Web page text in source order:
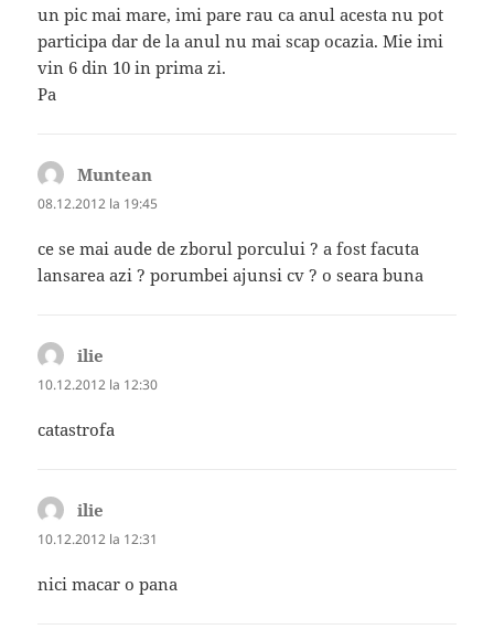
un pic mai mare, imi pare rau ca anul acesta nu pot
participa dar de la anul nu mai scap ocazia. Mie imi
vin 6 din 10 in prima zi.
Pa
Muntean
08.12.2012 la 19:45
ce se mai aude de zborul porcului ? a fost facuta
lansarea azi ? porumbei ajunsi cv ? o seara buna
ilie
10.12.2012 la 12:30
catastrofa
ilie
10.12.2012 la 12:31
nici macar o pana